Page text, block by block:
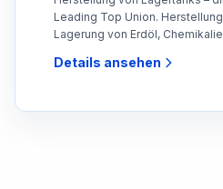
Leading Top Union.
Lagerung von Erdöl,
Details ansehen